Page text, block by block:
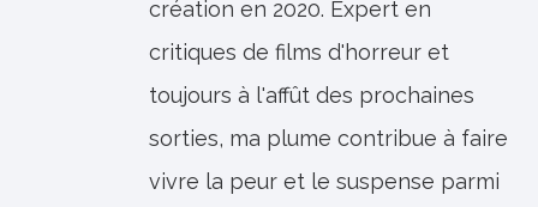
création en 2020. Expert en
critiques de films d'horreur et
toujours à l'affût des prochaines
sorties, ma plume contribue à faire
vivre la peur et le suspense parmi